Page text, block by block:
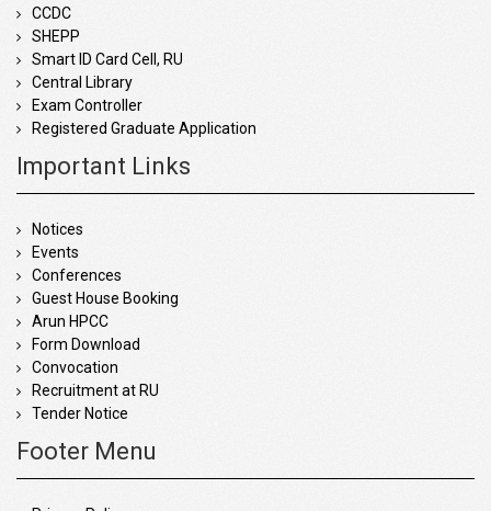
CCDC
SHEPP
Smart ID Card Cell, RU
Central Library
Exam Controller
Registered Graduate Application
Important Links
Notices
Events
Conferences
Guest House Booking
Arun HPCC
Form Download
Convocation
Recruitment at RU
Tender Notice
Footer Menu